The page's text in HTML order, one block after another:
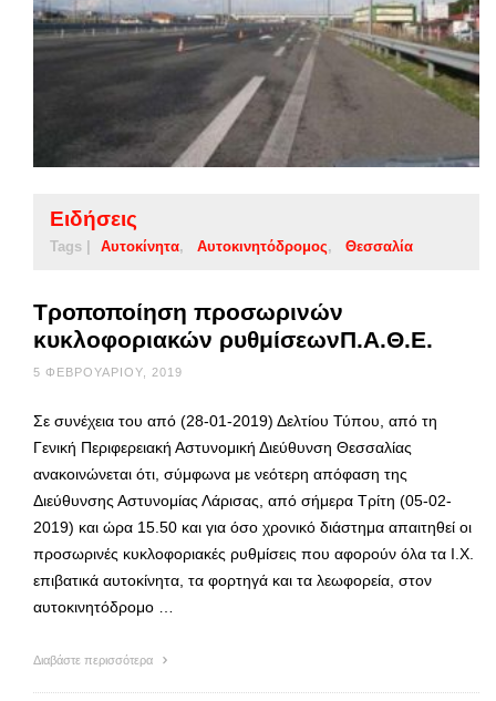
Ειδήσεις
Tags | Αυτοκίνητα Αυτοκινητόδρομος Θεσσαλία
Τροποποίηση προσωρινών
κυκλοφοριακών ρυθμίσεωνΠ.Α.Θ.Ε.
5 ΦΕΒΡΟΥΑΡΊΟΥ, 2019
Σε συνέχεια του από (28-01-2019) Δελτίου Τύπου, από τη
Γενική Περιφερειακή Αστυνομική Διεύθυνση Θεσσαλίας
ανακοινώνεται ότι, σύμφωνα με νεότερη απόφαση της
Διεύθυνσης Αστυνομίας Λάρισας, από σήμερα Τρίτη (05-02-
2019) και ώρα 15.50 και για όσο χρονικό διάστημα απαιτηθεί οι
προσωρινές κυκλοφοριακές ρυθμίσεις που αφορούν όλα τα Ι.Χ.
επιβατικά αυτοκίνητα, τα φορτηγά και τα λεωφορεία, στον
αυτοκινητόδρομο …
Διαβάστε περισσότερα